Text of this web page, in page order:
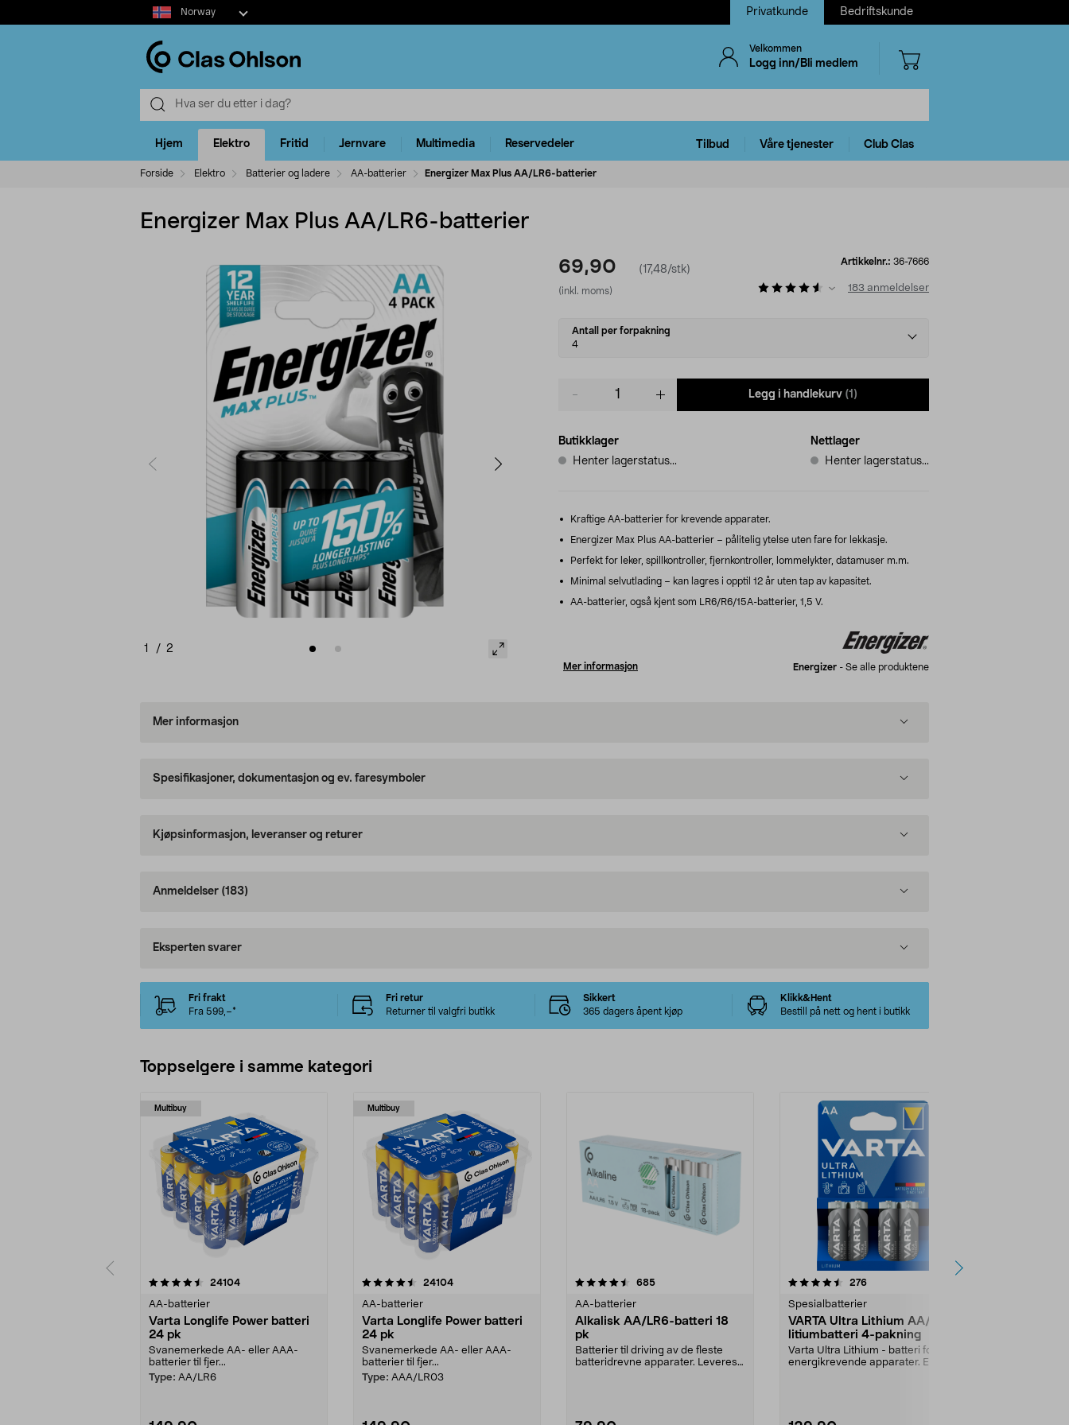
Select
market
Norway Privatkunde Bedriftskunde
Velkommen
Logg inn/Bli medlem
Hjem Elektro Fritid Jernvare Multimedia Reservedeler Tilbud Våre tjenester Club Clas
Forside Elektro Batterier og ladere AA-batterier Energizer Max Plus AA/LR6-batterier
Energizer Max Plus AA/LR6-batterier
1 / 2
69,90 (17,48/stk)
(inkl. moms)
Artikkelnr.: 36-7666
183 anmeldelser
Select
variant
Antall per forpakning
4
Legg i handlekurv (1)
Butikklager
Henter lagerstatus...
Nettlager
Henter lagerstatus...
Kraftige AA-batterier for krevende apparater.
Energizer Max Plus AA-batterier – pålitelig ytelse uten fare for lekkasje.
Perfekt for leker, spillkontroller, fjernkontroller, lommelykter, datamuser m.m.
Minimal selvutlading – kan lagres i opptil 12 år uten tap av kapasitet.
AA-batterier, også kjent som LR6/R6/15A-batterier, 1,5 V.
Mer informasjon Energizer - Se alle produktene
Mer informasjon
Spesifikasjoner, dokumentasjon og ev. faresymboler
Kjøpsinformasjon, leveranser og returer
Anmeldelser (183)
Eksperten svarer
Fri frakt
Fra 599,–*
Fri retur
Returner til valgfri butikk
Sikkert
365 dagers åpent kjøp
Klikk&Hent
Bestill på nett og hent i butikk
Toppselgere i samme kategori
Multibuy
24104anmeldelser
AA-batterier
Varta Longlife Power batteri
24 pk
Svanemerkede AA- eller AAA-
batterier til fjer...
Type: AA/LR6
Multibuy
4.5 av 5 stjerner 24104anmeldelser
AA-batterier
Varta Longlife Power batteri
24 pk
Svanemerkede AA- eller AAA-
batterier til fjer...
Type: AAA/LR03
4.5 av 5 stjerner 685anmeldelser
AA-batterier
Alkalisk AA/LR6-batteri 18
pk
Batterier til driving av de fleste
batteridrevne apparater. Leveres i
4.5 av 5 stjerner 276anmeldelser
Spesialbatterier
VARTA Ultra Lithium AA/FR6
litiumbatteri 4-pakning
Varta Ultra Lithium - batteri for
energikrevende apparater. Egnet
4.5 av 5 stjerner